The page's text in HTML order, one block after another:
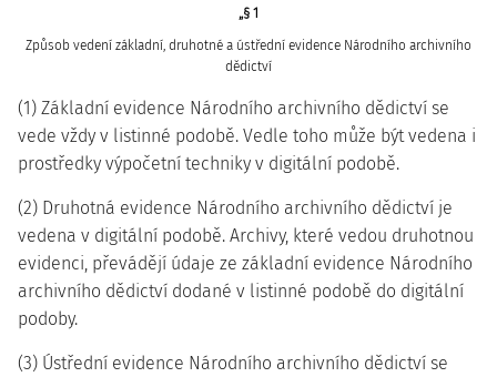
„§ 1
Způsob vedení základní, druhotné a ústřední evidence Národního archivního
dědictví
(1) Základní evidence Národního archivního dědictví se
vede vždy v listinné podobě. Vedle toho může být vedena i
prostředky výpočetní techniky v digitální podobě.
(2) Druhotná evidence Národního archivního dědictví je
vedena v digitální podobě. Archivy, které vedou druhotnou
evidenci, převádějí údaje ze základní evidence Národního
archivního dědictví dodané v listinné podobě do digitální
podoby.
(3) Ústřední evidence Národního archivního dědictví se